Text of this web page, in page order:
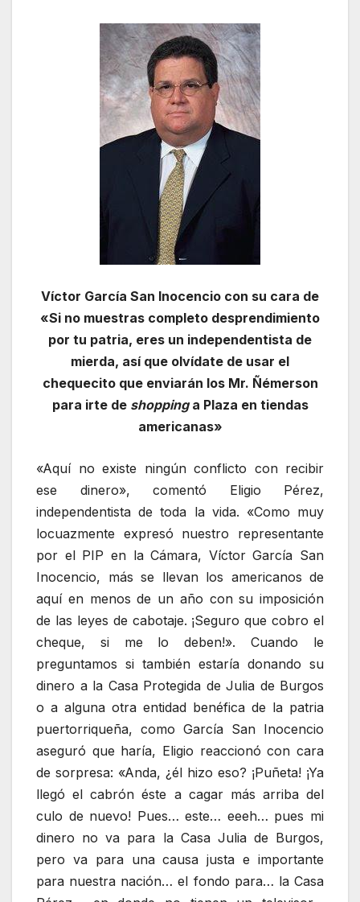
Víctor García San Inocencio con su cara de
«Si no muestras completo desprendimiento
por tu patria, eres un independentista de
mierda, así que olvídate de usar el
chequecito que enviarán los Mr. Ñémerson
para irte de shoppinga Plaza en tiendas
americanas»
«Aquí no existe ningún conflicto con recibir
ese dinero», comentó Eligio Pérez,
independentista de toda la vida. «Como muy
locuazmente expresó nuestro representante
por el PIP en la Cámara, Víctor García San
Inocencio, más se llevan los americanos de
aquí en menos de un año con su imposición
de las leyes de cabotaje. ¡Seguro que cobro el
cheque, si me lo deben!». Cuando le
preguntamos si también estaría donando su
dinero a la Casa Protegida de Julia de Burgos
o a alguna otra entidad benéfica de la patria
puertorriqueña, como García San Inocencio
aseguró que haría, Eligio reaccionó con cara
de sorpresa: «Anda, ¿él hizo eso? ¡Puñeta! ¡Ya
llegó el cabrón éste a cagar más arriba del
culo de nuevo! Pues… este… eeeh… pues mi
dinero no va para la Casa Julia de Burgos,
pero va para una causa justa e importante
para nuestra nación… el fondo para… la Casa